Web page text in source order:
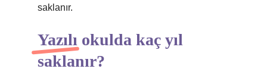
saklanır.
Yazılı okulda kaç yıl
saklanır?